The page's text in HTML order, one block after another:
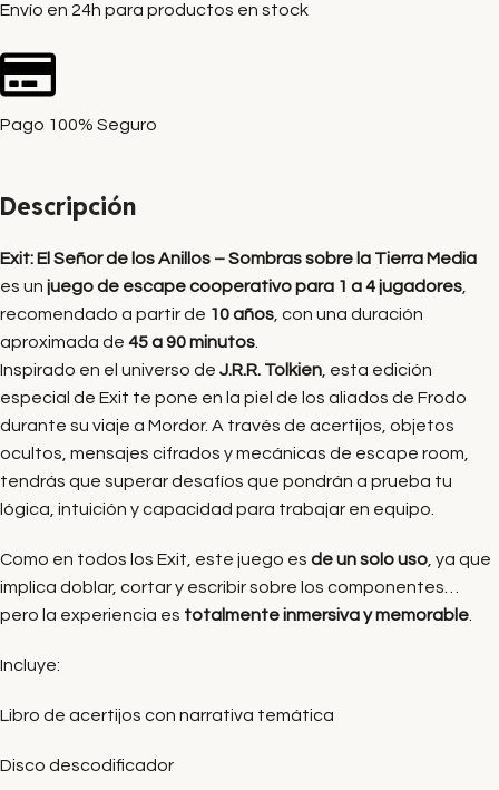
Envío en 24h para productos en stock
Pago 100% Seguro
Descripción
Exit: El Señor de los Anillos – Sombras sobre la Tierra Media
es un juego de escape cooperativo para 1 a 4 jugadores
recomendado a partir de 10 años , con una duración
aproximada de 45 a 90 minutos
Inspirado en el universo de J.R.R. Tolkien , esta edición
especial de Exit te pone en la piel de los aliados de Frodo
durante su viaje a Mordor. A través de acertijos, objetos
ocultos, mensajes cifrados y mecánicas de escape room,
tendrás que superar desafíos que pondrán a prueba tu
lógica, intuición y capacidad para trabajar en equipo.
Como en todos los Exit, este juego es de un solo uso , ya que
implica doblar, cortar y escribir sobre los componentes…
pero la experiencia es totalmente inmersiva y memorable
Incluye:
Libro de acertijos con narrativa temática
Disco descodificador